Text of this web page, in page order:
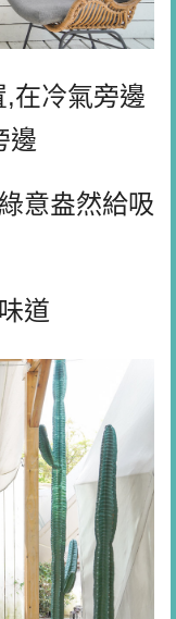
在冷氣旁邊
邊
意盎然給吸
道